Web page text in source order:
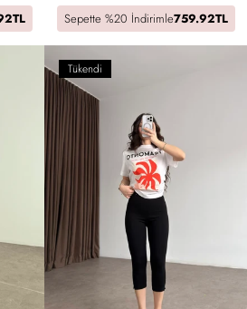
Sepette %20 İndirimle759.92TL
Tükendi